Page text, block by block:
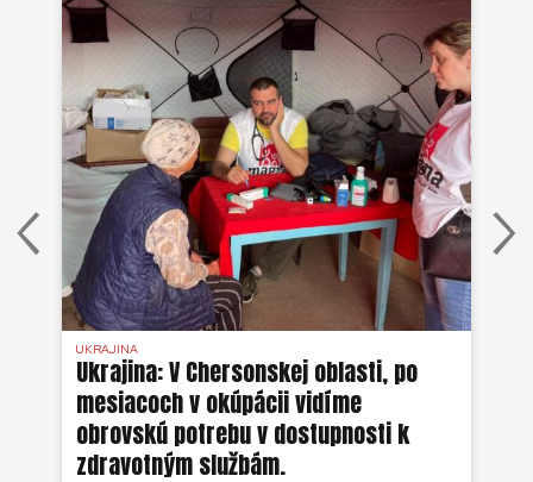
UKRAJINA
Ukrajina: V Chersonskej oblasti, po
mesiacoch v okúpácii vidíme
obrovskú potrebu v dostupnosti k
zdravotným službám.